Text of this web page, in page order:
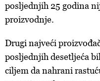
posljednjih 25 godina
proizvodnje.
Drugi najveći
posljednjih desetljeća
ciljem da nahrani